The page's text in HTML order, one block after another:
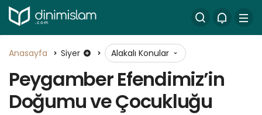
Anasayfa Siyer Alakalı Konular
Peygamber Efendimiz’in
Doğumu ve Çocukluğu